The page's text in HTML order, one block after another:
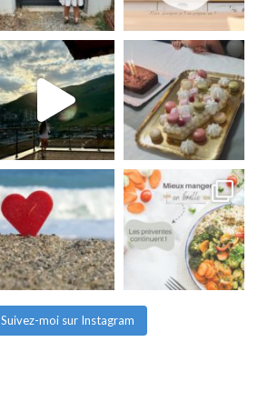
Suivez-moi sur Instagram